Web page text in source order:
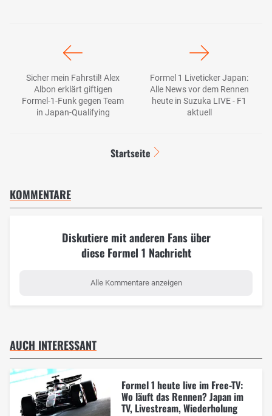
Sicher mein Fahrstil! Alex
Albon erklärt giftigen
Formel-1-Funk gegen Team
in Japan-Qualifying
Formel 1 Liveticker Japan:
Alle News vor dem Rennen
heute in Suzuka LIVE - F1
aktuell
Startseite
KOMMENTARE
Diskutiere mit anderen Fans über
diese Formel 1 Nachricht
Alle Kommentare anzeigen
AUCH INTERESSANT
Formel 1 heute live im Free-TV:
Wo läuft das Rennen? Japan im
TV, Livestream, Wiederholung